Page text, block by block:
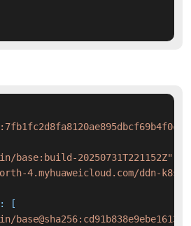
base:build-20250731T221152Z"
4.myhuaweicloud.com/ddn-
:
[